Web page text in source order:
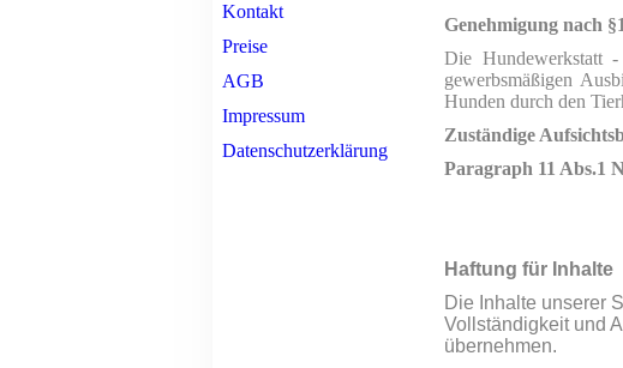
Kontakt
Preise
AGB
Impressum
Datenschutzerklärung
Genehmigung nach
Die Hundewerkstatt
gewerbsmäßigen
Hunden durch den
Zuständige
Paragraph 11 Abs.1
Haftung für Inhalte
Die Inhalte unserer
Vollständigkeit und
übernehmen.